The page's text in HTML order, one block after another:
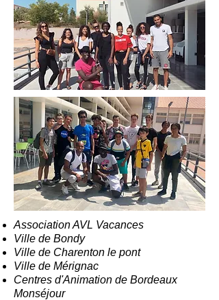
Association AVL Vacances
Ville de Bondy
Ville de Charenton le pont
Ville de Mérignac
Centres d'Animation de Bordeaux
Monséjour